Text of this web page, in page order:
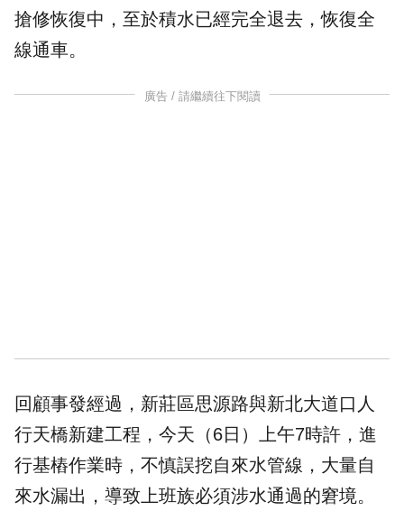
搶修恢復中，至於積水已經完全退去，恢復全
線通車。
廣告 / 請繼續往下閱讀
回顧事發經過，新莊區思源路與新北大道口人
行天橋新建工程，今天（6日）上午7時許，進
行基樁作業時，不慎誤挖自來水管線，大量自
來水漏出，導致上班族必須涉水通過的窘境。